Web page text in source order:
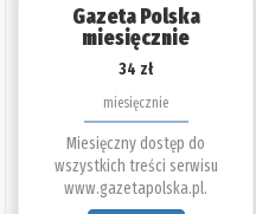
Gazeta Polska
miesięcznie
34 zł
miesięcznie
Miesięczny dostęp do
wszystkich treści serwisu
www.gazetapolska.pl.